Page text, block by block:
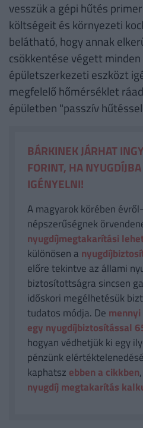
vesszük a gépi hűtés
költségeit és környezeti
belátható, hogy annak
csökkentése végett
épületszerkezeti eszközt
megfelelő hőmérséklet
épületben "passzív
BÁRKINEK JÁRHAT
FORINT, HA
IGÉNYELNI!
A magyarok körében
népszerűségnek
nyugdíjmegtakarítási
különösen a
előre tekintve az állami
biztosítottságra sincsen
időskori megélhetésük
tudatos módja. De
egy nyugdíjbiztosítással
hogyan védhetjük ki egy
pénzünk
kaphatsz ebben a cikkben
nyugdíj megtakarítás